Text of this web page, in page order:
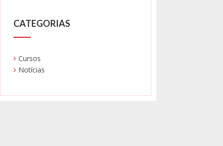
CATEGORIAS
Cursos
Notícias